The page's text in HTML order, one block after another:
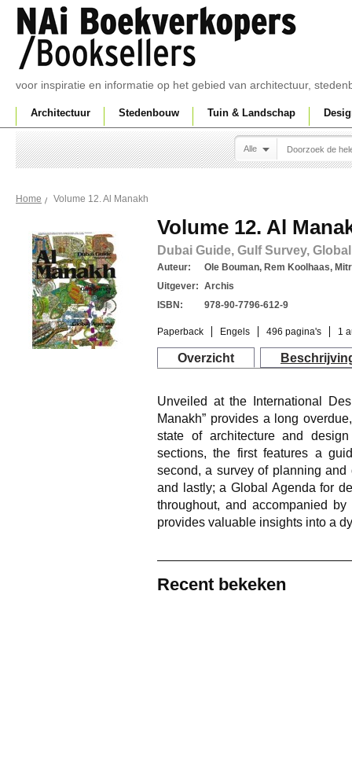
voor inspiratie en informatie op het gebied van architectuur,
Architectuur Stedenbouw Tuin & Landschap
Alle
Home Volume 12. Al Manakh
Volume 12. Al
Dubai Guide, Gulf Survey,
Auteur:
Ole Bouman, Rem Koolhaas,
Uitgever: Archis
ISBN:
978-90-7796-612-9
Paperback Engels 496 pagina's 1
Overzicht
Unveiled at the International
Manakh” provides a long
state of architecture and
sections, the first features a
second, a survey of planning
and lastly; a Global Agenda for
throughout, and accompanied
provides valuable insights into a
Recent bekeken